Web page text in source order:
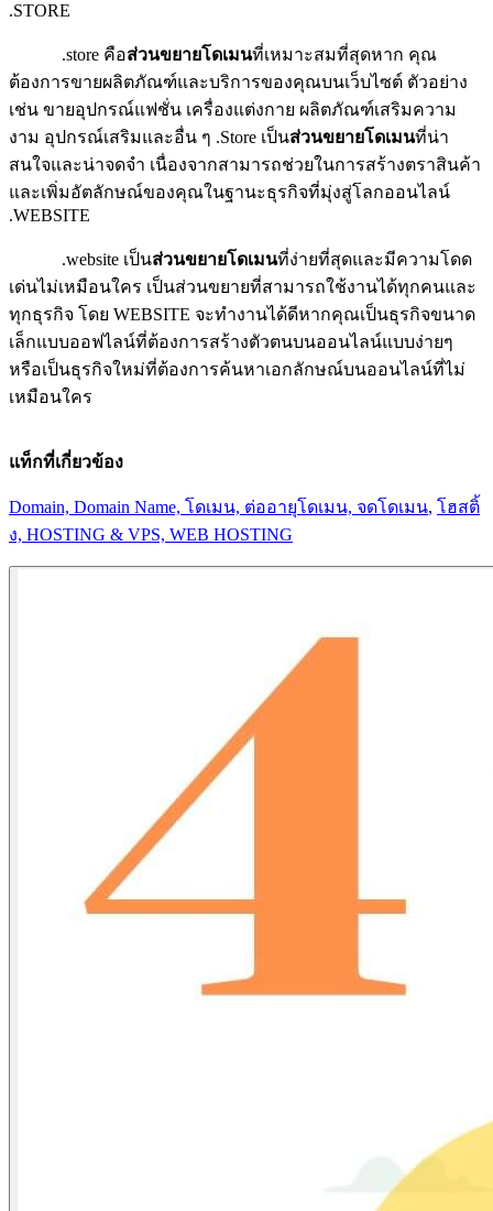
.STORE
.store คือส่วนขยายโดเมนที่เหมาะสมที่สุดหาก คุณ
ต้องการขายผลิตภัณฑ์และบริการของคุณบนเว็บไซต์ ตัวอย่าง
เช่น ขายอุปกรณ์แฟชั่น เครื่องแต่งกาย ผลิตภัณฑ์เสริมความ
งาม อุปกรณ์เสริมและอื่น ๆ .Store เป็นส่วนขยายโดเมนที่น่า
สนใจและน่าจดจำ เนื่องจากสามารถช่วยในการสร้างตราสินค้า
และเพิ่มอัตลักษณ์ของคุณในฐานะธุรกิจที่มุ่งสู่โลกออนไลน์
.WEBSITE
.website เป็นส่วนขยายโดเมนที่ง่ายที่สุดและมีความโดด
เด่นไม่เหมือนใคร เป็นส่วนขยายที่สามารถใช้งานได้ทุกคนและ
ทุกธุรกิจ โดย WEBSITE จะทำงานได้ดีหากคุณเป็นธุรกิจขนาด
เล็กแบบออฟไลน์ที่ต้องการสร้างตัวตนบนออนไลน์แบบง่ายๆ
หรือเป็นธุรกิจใหม่ที่ต้องการค้นหาเอกลักษณ์บนออนไลน์ที่ไม่
เหมือนใคร
แท็กที่เกี่ยวข้อง
Domain, Domain Name, โดเมน, ต่ออายุโดเมน, จดโดเมน, โฮสติ้
ง, HOSTING & VPS, WEB HOSTING